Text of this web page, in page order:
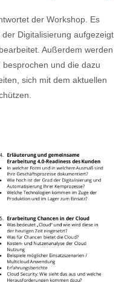
der Workshop. Es
Digitalisierung aufgezeigt
Außerdem werden
und die dazu
sich mit dem aktuellen